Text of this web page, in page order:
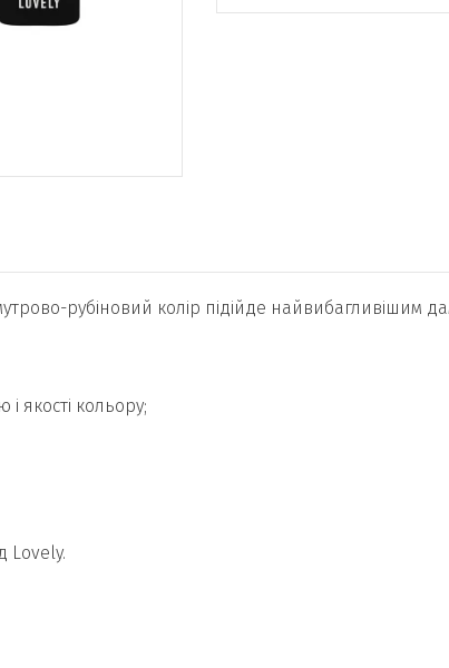
рубіновий колір підійде найвибагливішим
якості кольору;
Lovely.